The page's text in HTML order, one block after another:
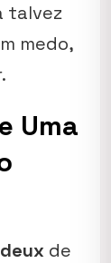
talvez
medo,
Uma
de